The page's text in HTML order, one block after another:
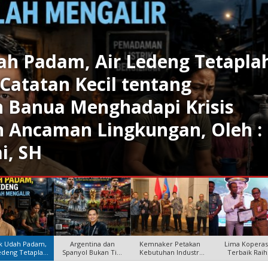
Spanyol Bukan Tim
: Helmi Rifai, SH, Pimpinan
Online Kalseltenginfo.com
Udah Padam,
Tetaplah
Menga
Argentina dan
Spanyol Bukan Tim
Biasa, Dituli
Kemnaker Petakan
Kebutuhan Industri
Jepang un
Lima
Terbaik Raih
Penghargaan